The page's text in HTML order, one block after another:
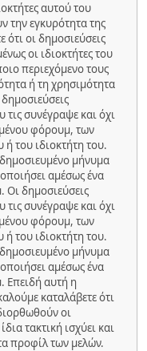
αυτού του
την εγκυρότητα της
ότι οι δημοσιεύσεις
οι ιδιοκτήτες του
περιεχόμενο τους
ή τη χρησιμότητα
συνέγραψε και όχι
φόρουμ, των
ή του ιδιοκτήτη του.
μήνυμα
αμέσως ένα
Οι δημοσιεύσεις
συνέγραψε και όχι
φόρουμ, των
ή του ιδιοκτήτη του.
μήνυμα
αμέσως ένα
Επειδή αυτή η
καταλάβετε ότι
οι
τακτική ισχύει και
προφίλ των μελών.